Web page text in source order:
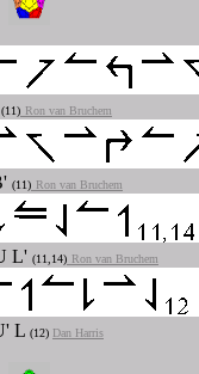
(11) Ron van Bruchem
(11) Ron van Bruchem
L' (11,14) Ron van Bruchem
L (12) Dan Harris